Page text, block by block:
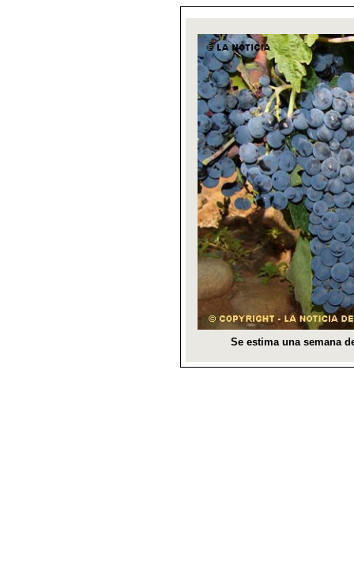
Se estima una semana